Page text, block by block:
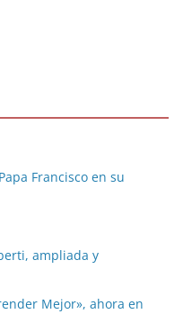
Francisco en su
ampliada y
Mejor», ahora en